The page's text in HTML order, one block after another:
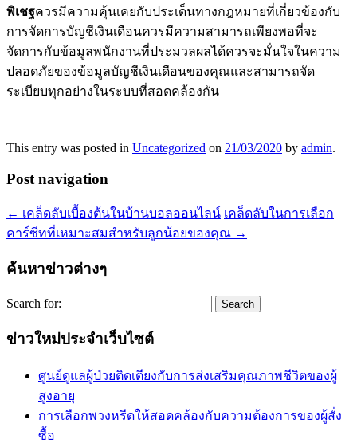
พิเชฐควรมีความคุ้นเคยกับประเด็นทางกฎหมายที่เกี่ยวข้องกับ
การจัดการบัญชีเงินเดือนควรมีความสามารถเพียงพอที่จะ
จัดการกับข้อมูลพนักงานที่ประมวลผลได้ควรจะมั่นใจในความ
ปลอดภัยของข้อมูลบัญชีเงินเดือนของคุณและสามารถจัด
ระเบียบทุกอย่างในระบบที่สอดคล้องกัน
This entry was posted in Uncategorized on 21/03/2020 by admin.
Post navigation
← เคล็ดลับเบื้องต้นในบ้านบอลออนไลน์ เคล็ดลับในการเลือก
คาร์ซีทที่เหมาะสมสำหรับลูกน้อยของคุณ →
ค้นหาข่าวต่างๆ
Search for:
ข่าวใหม่ประจำเว็บไซต์
ศูนย์ดูแลผู้ป่วยติดเตียงกับการส่งเสริมคุณภาพชีวิตของผู้
สูงอายุ
การเลือกพวงหรีดให้สอดคล้องกับความต้องการของผู้สั่ง
ซื้อ